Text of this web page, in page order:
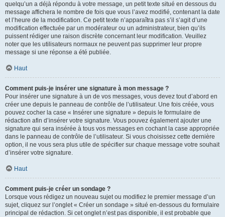
quelqu’un a déjà répondu à votre message, un petit texte situé en dessous du
message affichera le nombre de fois que vous l’avez modifié, contenant la date
et l’heure de la modification. Ce petit texte n’apparaîtra pas s’il s’agit d’une
modification effectuée par un modérateur ou un administrateur, bien qu’ils
puissent rédiger une raison discrète concernant leur modification. Veuillez
noter que les utilisateurs normaux ne peuvent pas supprimer leur propre
message si une réponse a été publiée.
Haut
Comment puis-je insérer une signature à mon message ?
Pour insérer une signature à un de vos messages, vous devez tout d’abord en
créer une depuis le panneau de contrôle de l’utilisateur. Une fois créée, vous
pouvez cocher la case « Insérer une signature » depuis le formulaire de
rédaction afin d’insérer votre signature. Vous pouvez également ajouter une
signature qui sera insérée à tous vos messages en cochant la case appropriée
dans le panneau de contrôle de l’utilisateur. Si vous choisissez cette dernière
option, il ne vous sera plus utile de spécifier sur chaque message votre souhait
d’insérer votre signature.
Haut
Comment puis-je créer un sondage ?
Lorsque vous rédigez un nouveau sujet ou modifiez le premier message d’un
sujet, cliquez sur l’onglet « Créer un sondage » situé en-dessous du formulaire
principal de rédaction. Si cet onglet n’est pas disponible, il est probable que